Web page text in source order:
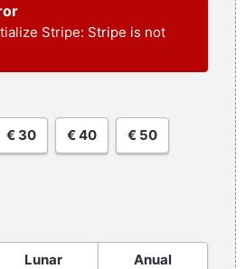
Stripe: Stripe is not
€ 30 € 40 € 50
Lunar Anual